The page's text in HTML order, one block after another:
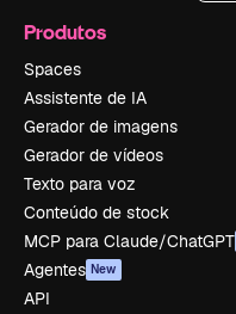
Produtos
Spaces
Assistente de IA
Gerador de imagens
Gerador de vídeos
Texto para voz
Conteúdo de stock
MCP para Claude/ChatGPT
Agentes New
API